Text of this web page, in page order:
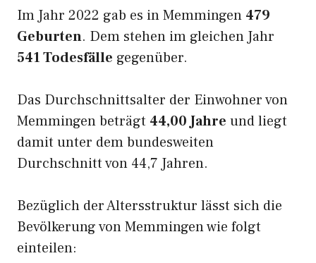
Im Jahr 2022 gab es in Memmingen 479
Geburten. Dem stehen im gleichen Jahr
541 Todesfälle gegenüber.
Das Durchschnittsalter der Einwohner von
Memmingen beträgt 44,00 Jahre und liegt
damit unter dem bundesweiten
Durchschnitt von 44,7 Jahren.
Bezüglich der Altersstruktur lässt sich die
Bevölkerung von Memmingen wie folgt
einteilen: